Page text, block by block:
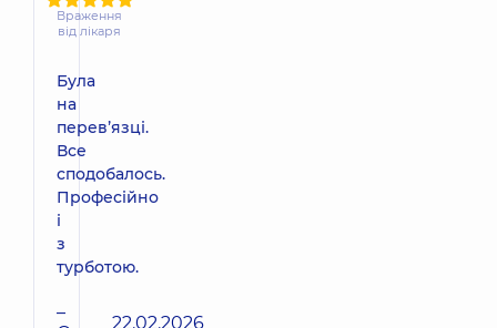
Враження
від лікаря
Була
на
перевʼязці.
Все
сподобалось.
Професійно
і
з
турботою.
–
22.02.2026